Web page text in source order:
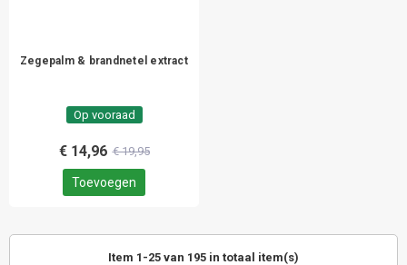
Zegepalm & brandnetel extract
Op vooraad
€ 14,96 € 19,95
Toevoegen
Item 1-25 van 195 in totaal item(s)